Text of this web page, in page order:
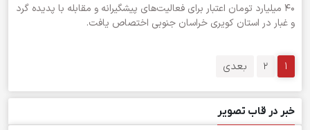
۴۰ میلیارد تومان اعتبار برای فعالیت‌های پیشگیرانه و مقابله با پدیده گرد
و غبار در استان کویری خراسان جنوبی اختصاص یافت.
1
2 بعدی
خبر در قاب تصویر